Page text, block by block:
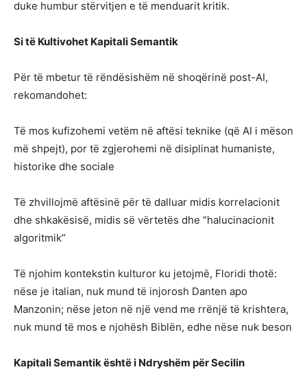
duke humbur stërvitjen e të menduarit kritik.
Si të Kultivohet Kapitali Semantik
Për të mbetur të rëndësishëm në shoqërinë post-AI,
rekomandohet:
Të mos kufizohemi vetëm në aftësi teknike (që AI i mëson
më shpejt), por të zgjerohemi në disiplinat humaniste,
historike dhe sociale
Të zhvillojmë aftësinë për të dalluar midis korrelacionit
dhe shkakësisë, midis së vërtetës dhe “halucinacionit
algoritmik”
Të njohim kontekstin kulturor ku jetojmë, Floridi thotë:
nëse je italian, nuk mund të injorosh Danten apo
Manzonin; nëse jeton në një vend me rrënjë të krishtera,
nuk mund të mos e njohësh Biblën, edhe nëse nuk beson
Kapitali Semantik është i Ndryshëm për Secilin